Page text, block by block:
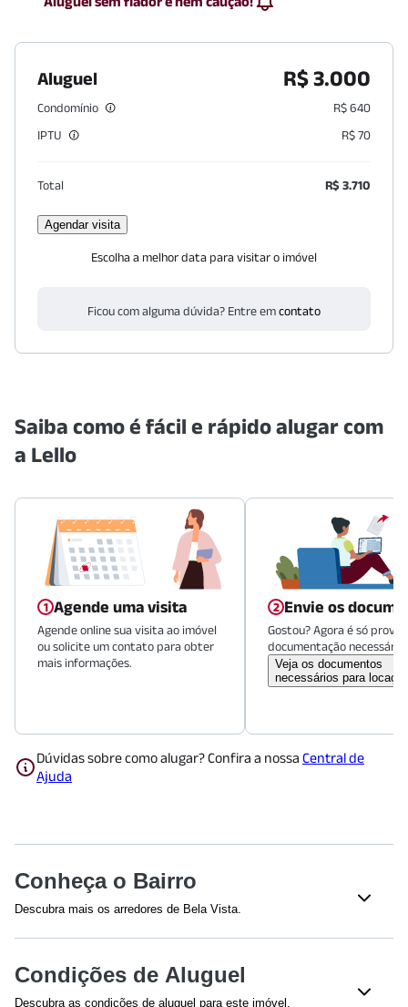
Aluguel R$ 3.000
Condomínio
R$ 640
IPTU
R$ 70
Total R$ 3.710
Agendar visita
Escolha a melhor data para visitar o imóvel
Ficou com alguma dúvida? Entre emcontato
Saiba como é fácil e rápido alugar com
a Lello
Agende uma visita
Agende online sua visita ao imóvel
ou solicite um contato para obter
mais informações.
Envie os
Gostou? Agora é só
documentação necessária.
Veja os documentos
necessários para
Dúvidas sobre como alugar? Confira a nossa Central de
Ajuda
Conheça o Bairro
Descubra mais os arredores de Bela Vista.
Shopping Frei Caneca( 266m)
Shopping Cidade São Paulo(
Condições de Aluguel
Descubra as condições de aluguel para este imóvel.